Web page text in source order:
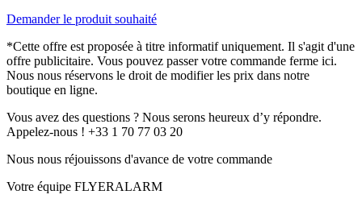
Demander le produit souhaité
*Cette offre est proposée à titre informatif uniquement. Il s'agit d'une
offre publicitaire. Vous pouvez passer votre commande ferme ici.
Nous nous réservons le droit de modifier les prix dans notre
boutique en ligne.
Vous avez des questions ? Nous serons heureux d’y répondre.
Appelez-nous ! +33 1 70 77 03 20
Nous nous réjouissons d'avance de votre commande
Votre équipe FLYERALARM